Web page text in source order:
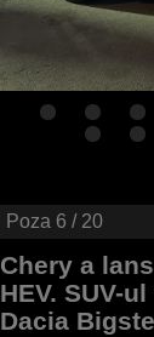
Poza 6 / 20
Chery a
HEV. SUV-
Dacia